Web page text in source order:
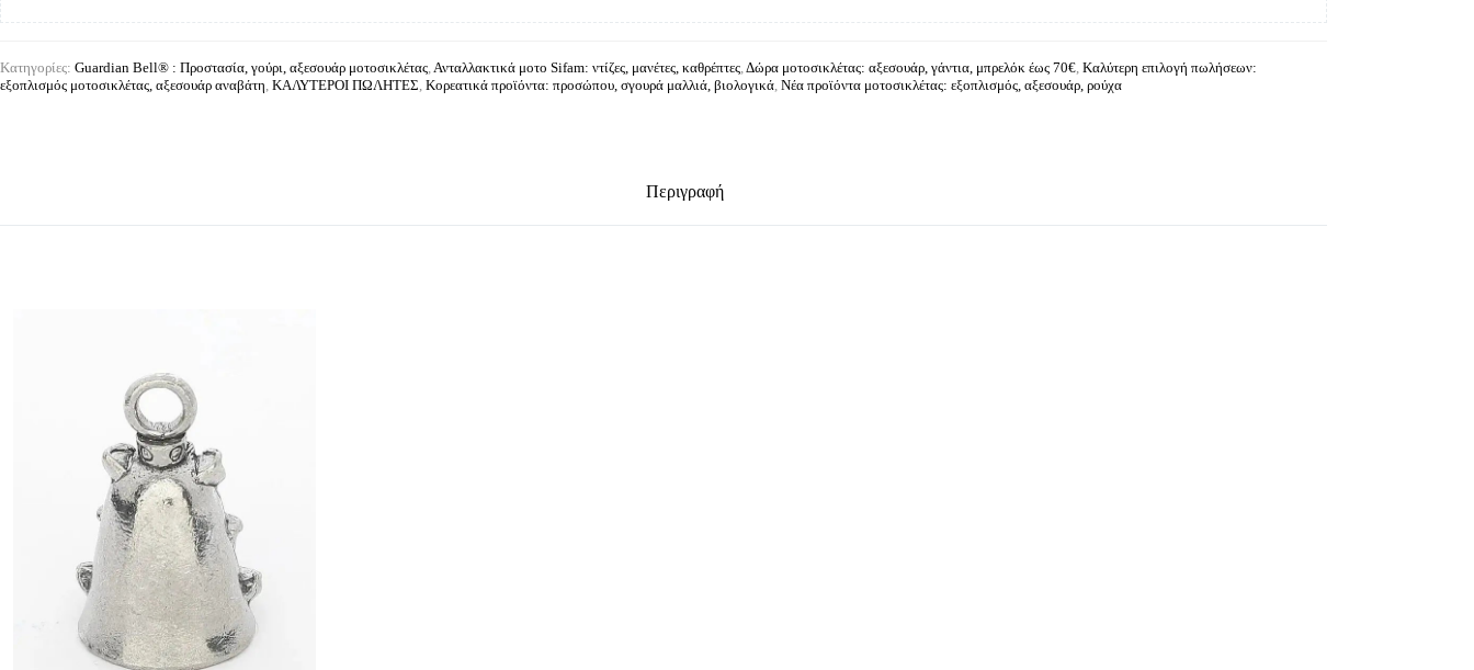
Κατηγορίες: Guardian Bell® : Προστασία, γούρι, αξεσουάρ μοτοσικλέτας Ανταλλακτικά μοτο Sifam: ντίζες, μανέτες, καθρέπτες Δώρα μοτοσικλέτας: αξεσουάρ, γάντια, μπρελόκ έως 70€ Καλύτερη επιλογή πωλήσεων:
εξοπλισμός μοτοσικλέτας, αξεσουάρ αναβάτη ΚΑΛΥΤΕΡΟΙ ΠΩΛΗΤΕΣ Κορεατικά προϊόντα: προσώπου, σγουρά μαλλιά, βιολογικά Νέα προϊόντα μοτοσικλέτας: εξοπλισμός, αξεσουάρ, ρούχα
Περιγραφή